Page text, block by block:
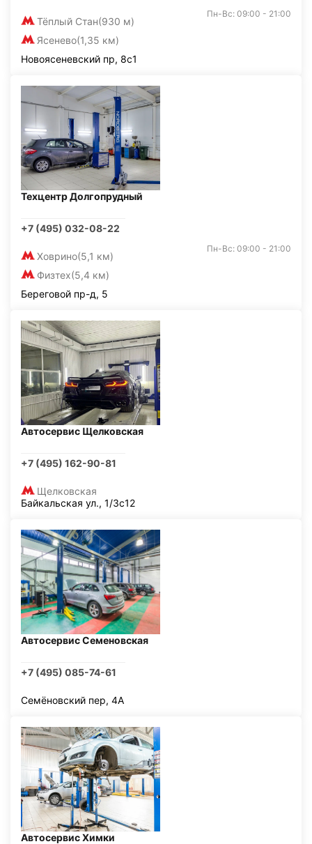
Тёплый Стан(930 м)
Ясенево(1,35 км)
Пн-Вс: 09:00 - 21:00
Новоясеневский пр, 8с1
Техцентр Долгопрудный
+7 (495) 032-08-22
Ховрино(5,1 км)
Физтех(5,4 км)
Пн-Вс: 09:00 - 21:00
Береговой пр-д, 5
Автосервис Щелковская
+7 (495) 162-90-81
Щелковская
Байкальская ул., 1/3с12
Автосервис Семеновская
+7 (495) 085-74-61
Семёновский пер, 4А
Автосервис Химки